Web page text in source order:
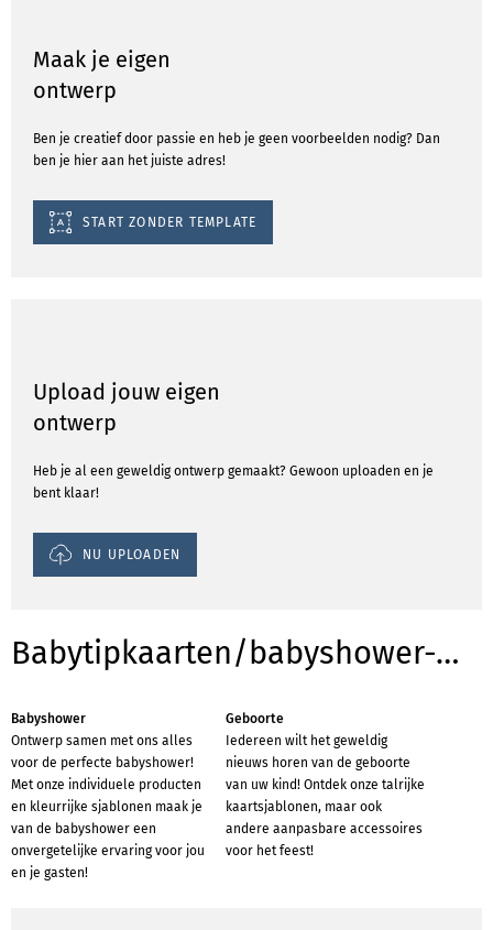
Maak je eigen
ontwerp
Ben je creatief door passie en heb je geen voorbeelden nodig? Dan
ben je hier aan het juiste adres!
START ZONDER TEMPLATE
Upload jouw eigen
ontwerp
Heb je al een geweldig ontwerp gemaakt? Gewoon uploaden en je
bent klaar!
NU UPLOADEN
Babytipkaarten/babyshower-Sjablonen voor gelegenheden
Babyshower
Ontwerp samen met ons alles
voor de perfecte babyshower!
Met onze individuele producten
en kleurrijke sjablonen maak je
van de babyshower een
onvergetelijke ervaring voor jou
en je gasten!
Geboorte
Iedereen wilt het geweldig
nieuws horen van de geboorte
van uw kind! Ontdek onze talrijke
kaartsjablonen, maar ook
andere aanpasbare accessoires
voor het feest!